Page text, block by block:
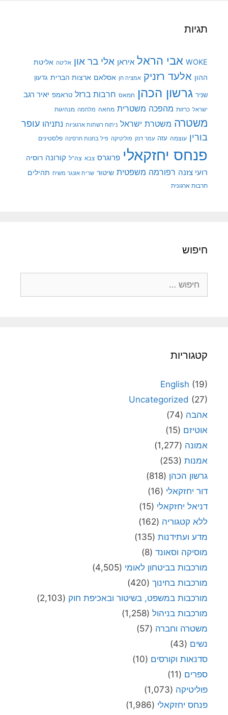
תגיות
WOKE אבי הראל איראן אלי בר און אליטה אליטת
ההון אלעד רזניק אמציה חן אסלאם ארצות הברית גדעון
שניר גרשון הכהן חמאס חרבות ברזל טראמפ יאיר רגב
ישראל כרזות מהפכה משטרית מחאה מלחמה מנהיגות
משטרה משטרת ישראל ניתוח רשתות ארגוניות נתניהו עופר
בורין עוצמה עזה עמר דנק פוליטיקה פיל בחנות חרסינה פלסטינים
פנחס יחזקאלי פרוגרס צבא צה"ל קורונה רוסיה
רועי צזנה רפורמה משפטית שיטור שרית אונגר משיח תהילים
תרבות ארגונית
חיפוש
קטגוריות
English (19)
Uncategorized (27)
אהבה (74)
אוטיזם (15)
אמונה (1,277)
אמנות (253)
גרשון הכהן (818)
דור יחזקאלי (16)
דניאל יחזקאלי (15)
ללא קטגוריה (162)
מדע ועתידנות (135)
מוסיקה וסאונד (8)
מורכבות בביטחון לאומי (4,505)
מורכבות בחינוך (420)
מורכבות במשפט, בשיטור ובאכיפת חוק (2,103)
מורכבות בניהול (1,258)
משטרה וחברה (57)
נשים (43)
סדנאות וקורסים (10)
ספרים (11)
פוליטיקה (1,073)
פנחס יחזקאלי (1,986)